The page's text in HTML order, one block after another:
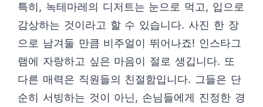
특히, 녹테마레의 디저트는 눈으로 먹고, 입으로
감상하는 것이라고 할 수 있습니다. 사진 한 장
으로 남겨둘 만큼 비주얼이 뛰어나죠! 인스타그
램에 자랑하고 싶은 마음이 절로 생깁니다. 또
다른 매력은 직원들의 친절함입니다. 그들은 단
순히 서빙하는 것이 아닌, 손님들에게 진정한 경